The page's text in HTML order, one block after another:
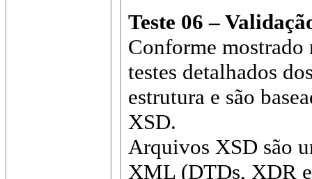
Teste 06 –
Conforme
testes detalhados
estrutura e são
XSD.
Arquivos XSD são
XML (DTDs, XDR e